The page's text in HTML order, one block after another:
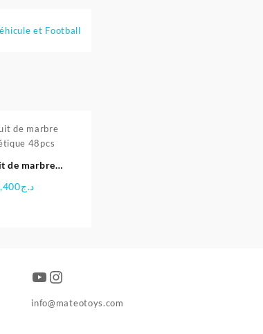
et Football
de marbre
د.ج
YouTube
Instagram
info@mateotoys.com